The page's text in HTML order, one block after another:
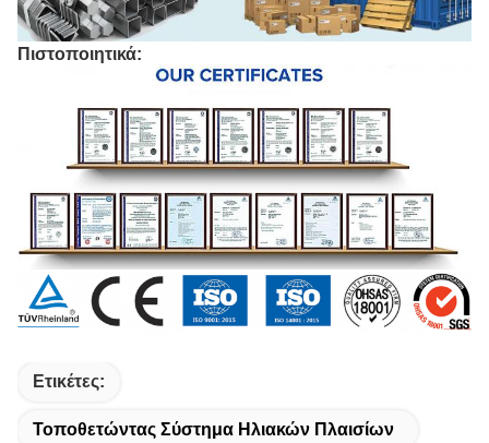
Πιστοποιητικά:
Ετικέτες:
Τοποθετώντας Σύστημα Ηλιακών Πλαισίων